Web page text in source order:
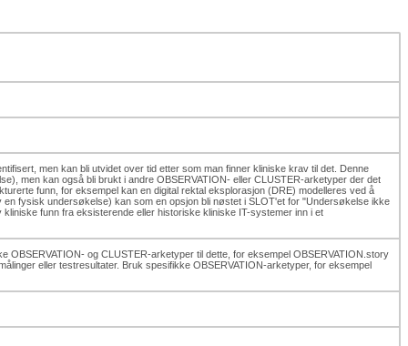
men kan bli utvidet over tid etter som man finner kliniske krav til det. Denne
men kan også bli brukt i andre OBSERVATION- eller CLUSTER-arketyper der det
funn, for eksempel kan en digital rektal eksplorasjon (DRE) modelleres ved å
fysisk undersøkelse) kan som en opsjon bli nøstet i SLOT'et for "Undersøkelse ikke
funn fra eksisterende eller historiske kliniske IT-systemer inn i et
og CLUSTER-arketyper til dette, for eksempel OBSERVATION.story
eller testresultater. Bruk spesifikke OBSERVATION-arketyper, for eksempel